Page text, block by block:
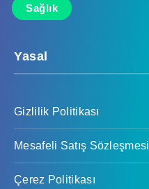
Sağlık
Yasal
Gizlilik Politikası
Mesafeli Satış Sözleşmesi
Çerez Politikası